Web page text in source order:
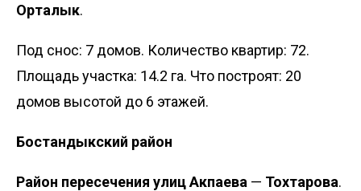
Орталык.
Под снос: 7 домов. Количество квартир: 72.
Площадь участка: 14.2 га. Что построят: 20
домов высотой до 6 этажей.
Бостандыкский район
Район пересечения улиц Акпаева — Тохтарова.